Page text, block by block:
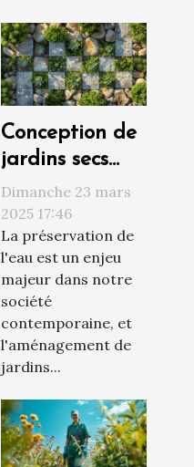
Conception de
jardins secs
économie
d'eau et
esthétique
moderne
Dimanche 23 mars
2025 17:46
La préservation de
l'eau est un enjeu
majeur dans notre
société
contemporaine, et
l'aménagement de
jardins...